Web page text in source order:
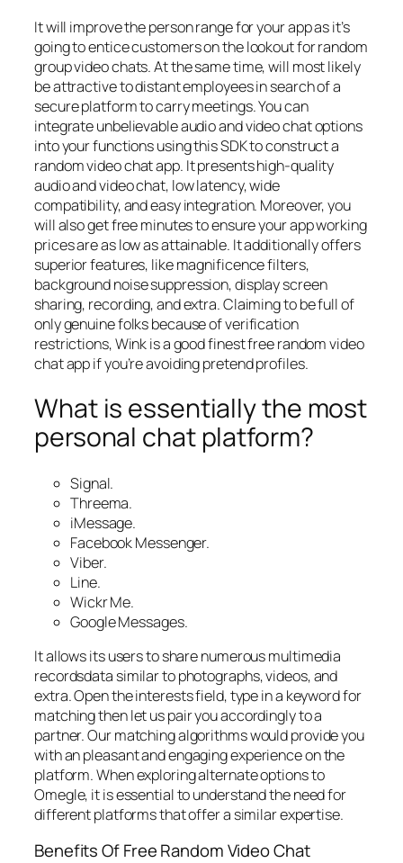
It will improve the person range for your app as it’s
going to entice customers on the lookout for random
group video chats. At the same time, will most likely
be attractive to distant employees in search of a
secure platform to carry meetings. You can
integrate unbelievable audio and video chat options
into your functions using this SDK to construct a
random video chat app. It presents high-quality
audio and video chat, low latency, wide
compatibility, and easy integration. Moreover, you
will also get free minutes to ensure your app working
prices are as low as attainable. It additionally offers
superior features, like magnificence filters,
background noise suppression, display screen
sharing, recording, and extra. Claiming to be full of
only genuine folks because of verification
restrictions, Wink is a good finest free random video
chat app if you’re avoiding pretend profiles.
What is essentially the most
personal chat platform?
Signal.
Threema.
iMessage.
Facebook Messenger.
Viber.
Line.
Wickr Me.
Google Messages.
It allows its users to share numerous multimedia
recordsdata similar to photographs, videos, and
extra. Open the interests field, type in a keyword for
matching then let us pair you accordingly to a
partner. Our matching algorithms would provide you
with an pleasant and engaging experience on the
platform. When exploring alternate options to
Omegle, it is essential to understand the need for
different platforms that offer a similar expertise.
Benefits Of Free Random Video Chat